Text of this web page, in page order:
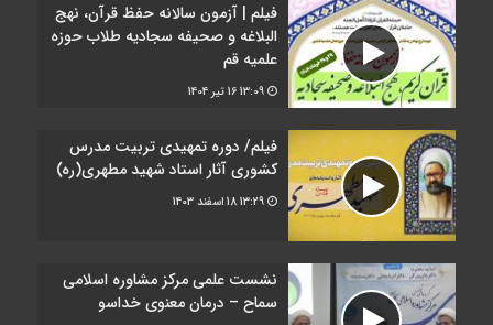
فیلم | آزمون سالانه حفظ قرآن، نهج
البلاغه و صحیفه سجادیه طلاب حوزه
علمیه قم
16 تیر 1404
فیلم/ دوره تمهیدی تربیت مدرس
کشوری آثار استاد شهید مطهری(ره)
18 اسفند 1403
نشست علمی مرکز مشاوره اسلامی
سماح – درمان معنوی خداسو